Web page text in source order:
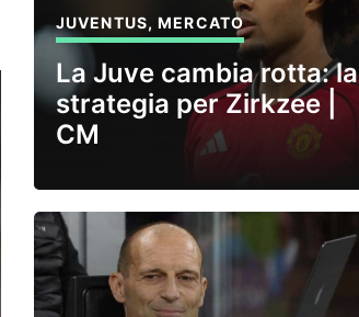
JUVENTUS,MERCATO
La Juve cambia rotta: la
strategia per Zirkzee |
CM